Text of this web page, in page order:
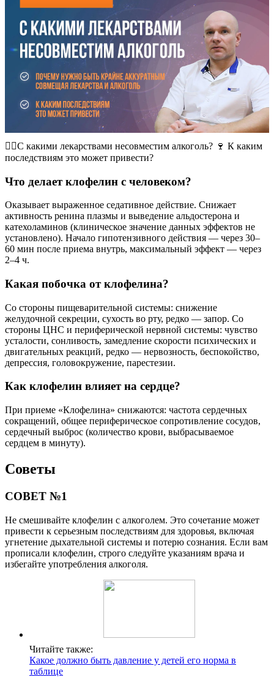
👨‍⚕️С какими лекарствами несовместим алкоголь? 🍷 К каким
последствиям это может привести?
Что делает клофелин с человеком?
Оказывает выраженное седативное действие. Снижает
активность ренина плазмы и выведение альдостерона и
катехоламинов (клиническое значение данных эффектов не
установлено). Начало гипотензивного действия — через 30–
60 мин после приема внутрь, максимальный эффект — через
2–4 ч.
Какая побочка от клофелина?
Со стороны пищеварительной системы: снижение
желудочной секреции, сухость во рту, редко — запор. Со
стороны ЦНС и периферической нервной системы: чувство
усталости, сонливость, замедление скорости психических и
двигательных реакций, редко — нервозность, беспокойство,
депрессия, головокружение, парестезии.
Как клофелин влияет на сердце?
При приеме «Клофелина» снижаются: частота сердечных
сокращений, общее периферическое сопротивление сосудов,
сердечный выброс (количество крови, выбрасываемое
сердцем в минуту).
Советы
СОВЕТ №1
Не смешивайте клофелин с алкоголем. Это сочетание может
привести к серьезным последствиям для здоровья, включая
угнетение дыхательной системы и потерю сознания. Если вам
прописали клофелин, строго следуйте указаниям врача и
избегайте употребления алкоголя.
Читайте также:
Какое должно быть давление у детей его норма в
таблице